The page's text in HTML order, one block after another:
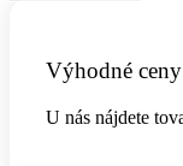
Výhodné ceny
U nás nájdete